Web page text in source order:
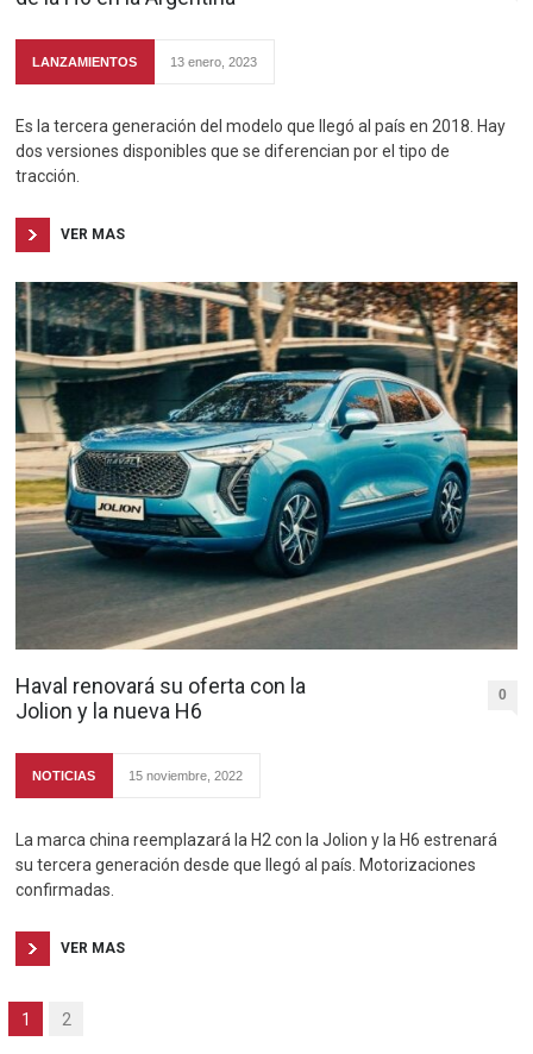
LANZAMIENTOS 13 enero, 2023
Es la tercera generación del modelo que llegó al país en 2018. Hay
dos versiones disponibles que se diferencian por el tipo de
tracción.
VER MAS
Haval renovará su oferta con la
Jolion y la nueva H6
0
NOTICIAS 15 noviembre, 2022
La marca china reemplazará la H2 con la Jolion y la H6 estrenará
su tercera generación desde que llegó al país. Motorizaciones
confirmadas.
VER MAS
1 2